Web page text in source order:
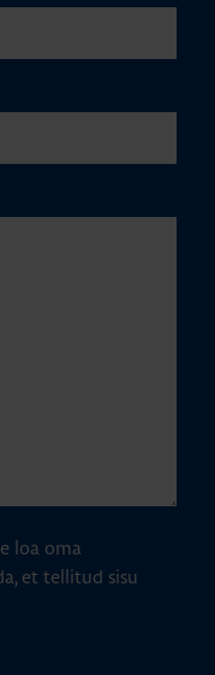
loa oma
et tellitud sisu